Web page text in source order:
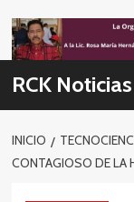
to
content
RCK Noticias
INICIO
CONTAGIOSO DE LA